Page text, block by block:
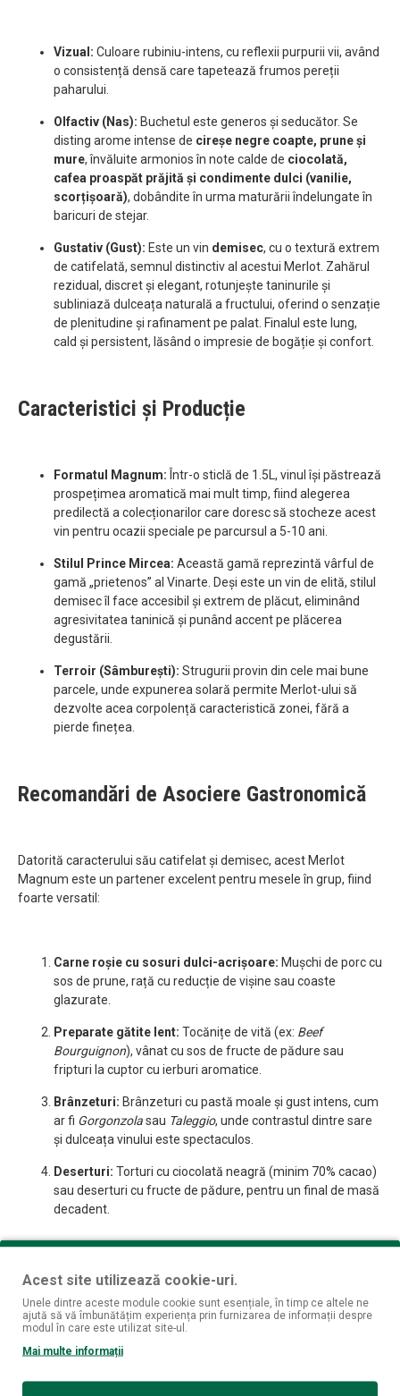
Vizual: Culoare rubiniu-intens, cu reflexii purpurii vii, având
o consistență densă care tapetează frumos pereții
paharului.
Olfactiv (Nas): Buchetul este generos și seducător. Se
disting arome intense de cireșe negre coapte, prune și
mure, învăluite armonios în note calde de ciocolată,
cafea proaspăt prăjită și condimente dulci (vanilie,
scorțișoară), dobândite în urma maturării îndelungate în
baricuri de stejar.
Gustativ (Gust): Este un vin demisec, cu o textură extrem
de catifelată, semnul distinctiv al acestui Merlot. Zahărul
rezidual, discret și elegant, rotunjește taninurile și
subliniază dulceața naturală a fructului, oferind o senzație
de plenitudine și rafinament pe palat. Finalul este lung,
cald și persistent, lăsând o impresie de bogăție și confort.
Caracteristici și Producție
Formatul Magnum: Într-o sticlă de 1.5L, vinul își păstrează
prospețimea aromatică mai mult timp, fiind alegerea
predilectă a colecționarilor care doresc să stocheze acest
vin pentru ocazii speciale pe parcursul a 5-10 ani.
Stilul Prince Mircea: Această gamă reprezintă vârful de
gamă „prietenos” al Vinarte. Deși este un vin de elită, stilul
demisec îl face accesibil și extrem de plăcut, eliminând
agresivitatea taninică și punând accent pe plăcerea
degustării.
Terroir (Sâmburești): Strugurii provin din cele mai bune
parcele, unde expunerea solară permite Merlot-ului să
dezvolte acea corpolență caracteristică zonei, fără a
pierde finețea.
Recomandări de Asociere Gastronomică
Datorită caracterului său catifelat și demisec, acest Merlot
Magnum este un partener excelent pentru mesele în grup, fiind
foarte versatil:
Carne roșie cu sosuri dulci-acrișoare: Mușchi de porc cu
sos de prune, rață cu reducție de vișine sau coaste
glazurate.
Preparate gătite lent: Tocănițe de vită (ex: Beef
Bourguignon), vânat cu sos de fructe de pădure sau
fripturi la cuptor cu ierburi aromatice.
Brânzeturi: Brânzeturi cu pastă moale și gust intens, cum
ar fi Gorgonzolasau Taleggio, unde contrastul dintre sare
și dulceața vinului este spectaculos.
Deserturi: Torturi cu ciocolată neagră (minim 70% cacao)
sau deserturi cu fructe de pădure, pentru un final de masă
decadent.
Sfaturi pentru o Servire Impecabilă
Temperatura de Servire:
Acest site utilizează cookie-uri.
Unele dintre aceste module cookie sunt esențiale, în timp ce altele ne
ajută să vă îmbunătățim experiența prin furnizarea de informații despre
modul în care este utilizat site-ul.
Mai multe informații